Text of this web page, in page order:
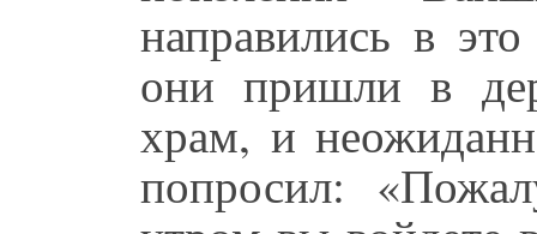
направились в
они пришли в
храм, и
попросил: